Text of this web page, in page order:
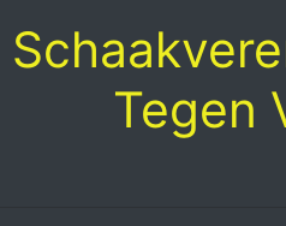
to
content
Tegen